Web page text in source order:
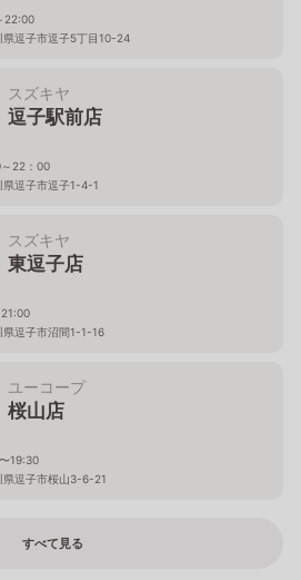
22:00
県逗子市逗子5丁目10-24
スズキヤ
逗子駅前店
22：00
県逗子市逗子1-4-1
スズキヤ
東逗子店
県逗子市沼間1-1-16
ユーコープ
桜山店
19:30
県逗子市桜山3-6-21
すべて見る